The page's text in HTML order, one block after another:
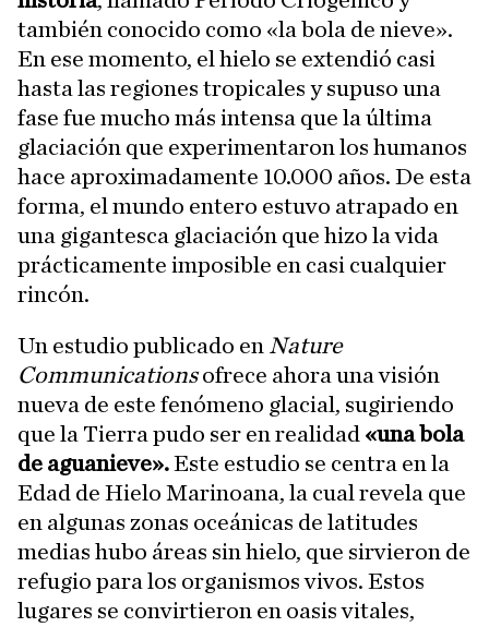
también conocido como «la bola de nieve».
En ese momento, el hielo se extendió casi
hasta las regiones tropicales y supuso una
fase fue mucho más intensa que la última
glaciación que experimentaron los humanos
hace aproximadamente 10.000 años. De esta
forma, el mundo entero estuvo atrapado en
una gigantesca glaciación que hizo la vida
prácticamente imposible en casi cualquier
rincón.
Un estudio publicado en Nature
Communicationsofrece ahora una visión
nueva de este fenómeno glacial, sugiriendo
que la Tierra pudo ser en realidad «una bola
de aguanieve».Este estudio se centra en la
Edad de Hielo Marinoana, la cual revela que
en algunas zonas oceánicas de latitudes
medias hubo áreas sin hielo, que sirvieron de
refugio para los organismos vivos. Estos
lugares se convirtieron en oasis vitales,